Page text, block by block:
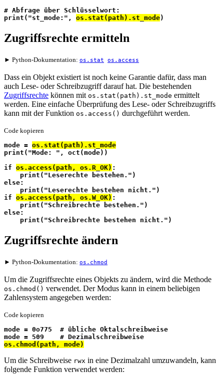
# Abfrage über Schlüsselwort:
print("st_mode:", os.stat(path).st_mode)
Zugriffsrechte ermitteln
► Python-Dokumentation: os.stat os.access
Dass ein Objekt existiert ist noch keine Garantie dafür, dass man
auch Lese- oder Schreibzugriff darauf hat. Die bestehenden
Zugriffsrechte können mit os.stat(path).st_mode ermittelt
werden. Eine einfache Überprüfung des Lese- oder Schreibzugriffs
kann mit der Funktion os.access() durchgeführt werden.
Code kopieren
mode = os.stat(path).st_mode
print("Mode: ", oct(mode))
if os.access(path, os.R_OK) :
    print("Leserechte bestehen.")
else:
    print("Leserechte bestehen nicht.")
if os.access(path, os.W_OK) :
    print("Schreibrechte bestehen.")
else:
    print("Schreibrechte bestehen nicht.")
Zugriffsrechte ändern
► Python-Dokumentation: os.chmod
Um die Zugriffsrechte eines Objekts zu ändern, wird die Methode
os.chmod() verwendet. Der Modus kann in einem beliebigen
Zahlensystem angegeben werden:
Code kopieren
mode = 0o775  # übliche Oktalschreibweise
mode = 509    # Dezimalschreibweise
os.chmod(path, mode)
Um die Schreibweise rwx in eine Dezimalzahl umzuwandeln, kann
folgende Funktion verwendet werden: